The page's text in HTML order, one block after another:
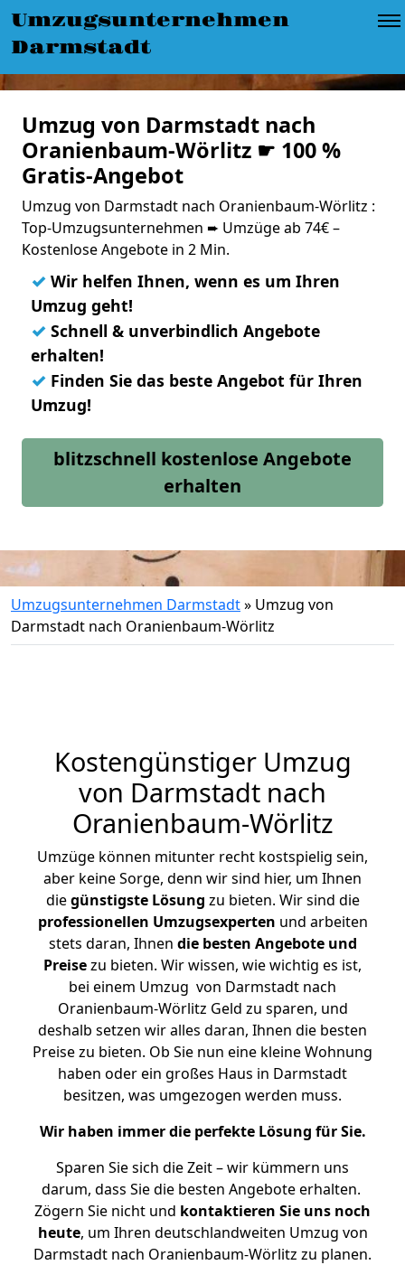
Umzugsunternehmen
Darmstadt
Umzug von Darmstadt nach
Oranienbaum-Wörlitz ☛ 100 %
Gratis-Angebot
Umzug von Darmstadt nach Oranienbaum-Wörlitz :
Top-Umzugsunternehmen ➨ Umzüge ab 74€ –
Kostenlose Angebote in 2 Min.
✓ Wir helfen Ihnen, wenn es um Ihren
Umzug geht!
✓ Schnell & unverbindlich Angebote
erhalten!
✓ Finden Sie das beste Angebot für Ihren
Umzug!
blitzschnell kostenlose Angebote
erhalten
Umzugsunternehmen Darmstadt» Umzug von
Darmstadt nach Oranienbaum-Wörlitz
Kostengünstiger Umzug
von Darmstadt nach
Oranienbaum-Wörlitz
Umzüge können mitunter recht kostspielig sein,
aber keine Sorge, denn wir sind hier, um Ihnen
diegünstigste Lösung zu bieten. Wir sind die
professionellen Umzugsexperten und arbeiten
stets daran, Ihnen die besten Angebote und
Preisezu bieten. Wir wissen, wie wichtig es ist,
bei einem Umzug von Darmstadt nach
Oranienbaum-Wörlitz Geld zu sparen, und
deshalb setzen wir alles daran, Ihnen die besten
Preise zu bieten. Ob Sie nun eine kleine Wohnung
haben oder ein großes Haus in Darmstadt
besitzen, was umgezogen werden muss.
Wir haben immer die perfekte Lösung für Sie.
Sparen Sie sich die Zeit – wir kümmern uns
darum, dass Sie die besten Angebote erhalten.
Zögern Sie nicht und kontaktieren Sie uns noch
heute, um Ihren deutschlandweiten Umzug von
Darmstadt nach Oranienbaum-Wörlitz zu planen.